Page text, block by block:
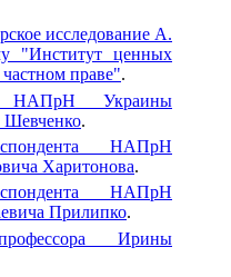
исследование А.
"Институт ценных
праве".
НАПрН Украины
Шевченко.
НАПрН
Харитонова.
НАПрН
Прилипко.
Ирины